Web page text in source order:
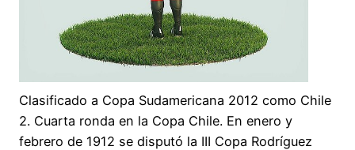
Clasificado a Copa Sudamericana 2012 como Chile
2. Cuarta ronda en la Copa Chile. En enero y
febrero de 1912 se disputó la III Copa Rodríguez